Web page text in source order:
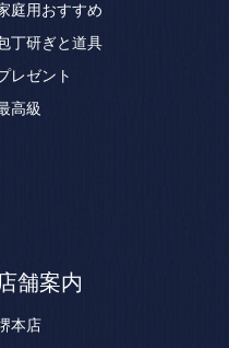
庭用おすすめ
丁研ぎと道具
レゼント
高級
店舗案内
本店